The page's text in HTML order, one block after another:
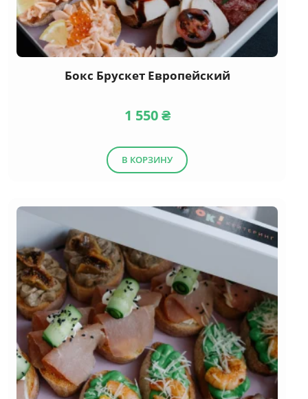
Бокс Брускет Европейский
1 550₴
В КОРЗИНУ